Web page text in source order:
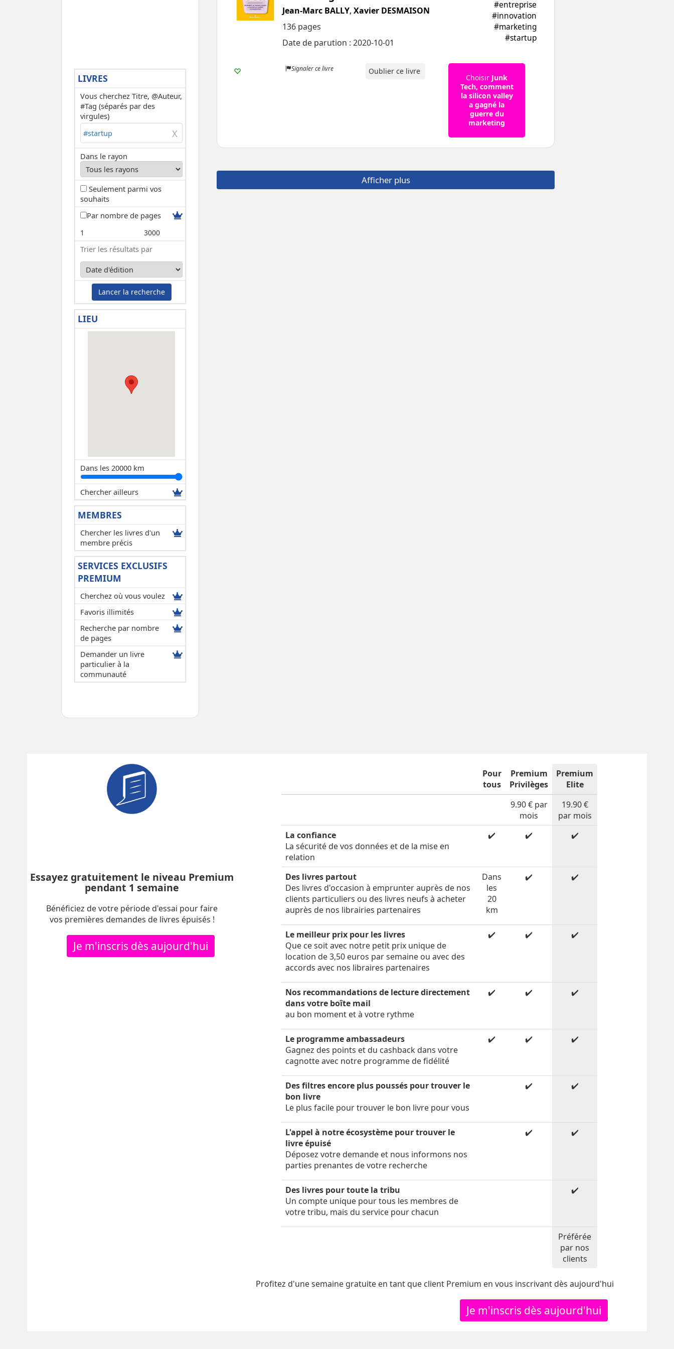
LIVRES
Vous cherchez Titre, @Auteur,
#Tag (séparés par des
virgules)
Dans le rayon
Seulement parmi vos
souhaits
Par nombre de pages
1 3000
Trier les résultats par
Lancer la recherche
LIEU
Dans les 20000 km
Chercher ailleurs
MEMBRES
Chercher les livres d'un
membre précis
SERVICES EXCLUSIFS
PREMIUM
Cherchez où vous voulez
Favoris illimités
Recherche par nombre
de pages
Demander un livre
particulier à la
communauté
Jean-Marc BALLY,Xavier DESMAISON
136 pages
Date de parution : 2020-10-01
#entreprise
#innovation
#marketing
#startup
Signaler ce livre Oublier ce livre
Choisir Junk
Tech, comment
la silicon valley
a gagné la
guerre du
marketing
Afficher plus
Essayez gratuitement le niveau Premium
pendant 1 semaine
Bénéficiez de votre période d'essai pour faire
vos premières demandes de livres épuisés !
Je m'inscris dès aujourd'hui
Pour
tous
Premium
Privilèges
Premium
Elite
9.90 € par
mois
19.90 €
par mois
La confiance
La sécurité de vos données et de la mise en
relation
✔️ ✔️ ✔️
Des livres partout
Des livres d'occasion à emprunter auprès de nos
clients particuliers ou des livres neufs à acheter
auprès de nos librairies partenaires
Dans
les
20
km
✔️ ✔️
Le meilleur prix pour les livres
Que ce soit avec notre petit prix unique de
location de 3,50 euros par semaine ou avec des
accords avec nos libraires partenaires
✔️ ✔️ ✔️
Nos recommandations de lecture directement
dans votre boîte mail
au bon moment et à votre rythme
✔️ ✔️ ✔️
Le programme ambassadeurs
Gagnez des points et du cashback dans votre
cagnotte avec notre programme de fidélité
✔️ ✔️ ✔️
Des filtres encore plus poussés pour trouver le
bon livre
Le plus facile pour trouver le bon livre pour vous
✔️ ✔️
L'appel à notre écosystème pour trouver le
livre épuisé
Déposez votre demande et nous informons nos
parties prenantes de votre recherche
✔️ ✔️
Des livres pour toute la tribu
Un compte unique pour tous les membres de
votre tribu, mais du service pour chacun
✔️
Préférée
par nos
clients
Profitez d'une semaine gratuite en tant que client Premium en vous inscrivant dès aujourd'hui
Je m'inscris dès aujourd'hui